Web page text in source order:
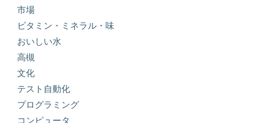
市場
ビタミン・ミネラル・味
おいしい水
高槻
文化
テスト自動化
プログラミング
コンピュータ